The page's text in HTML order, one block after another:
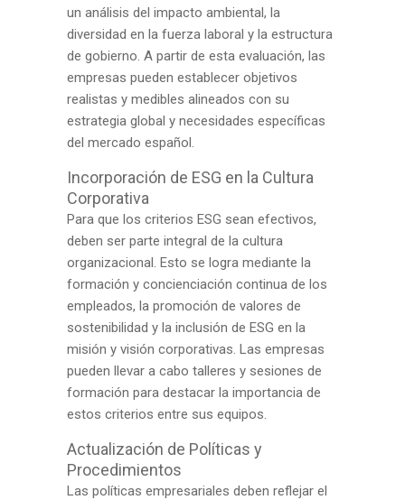
un análisis del impacto ambiental, la
diversidad en la fuerza laboral y la estructura
de gobierno. A partir de esta evaluación, las
empresas pueden establecer objetivos
realistas y medibles alineados con su
estrategia global y necesidades específicas
del mercado español.
Incorporación de ESG en la Cultura
Corporativa
Para que los criterios ESG sean efectivos,
deben ser parte integral de la cultura
organizacional. Esto se logra mediante la
formación y concienciación continua de los
empleados, la promoción de valores de
sostenibilidad y la inclusión de ESG en la
misión y visión corporativas. Las empresas
pueden llevar a cabo talleres y sesiones de
formación para destacar la importancia de
estos criterios entre sus equipos.
Actualización de Políticas y
Procedimientos
Las políticas empresariales deben reflejar el